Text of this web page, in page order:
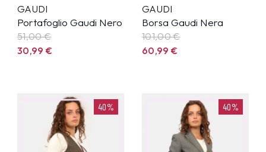
GAUDI
Portafoglio Gaudi Nero
51,00 €
30,99€
GAUDI
Borsa Gaudi Nera
101,00 €
60,99€
40% 40%